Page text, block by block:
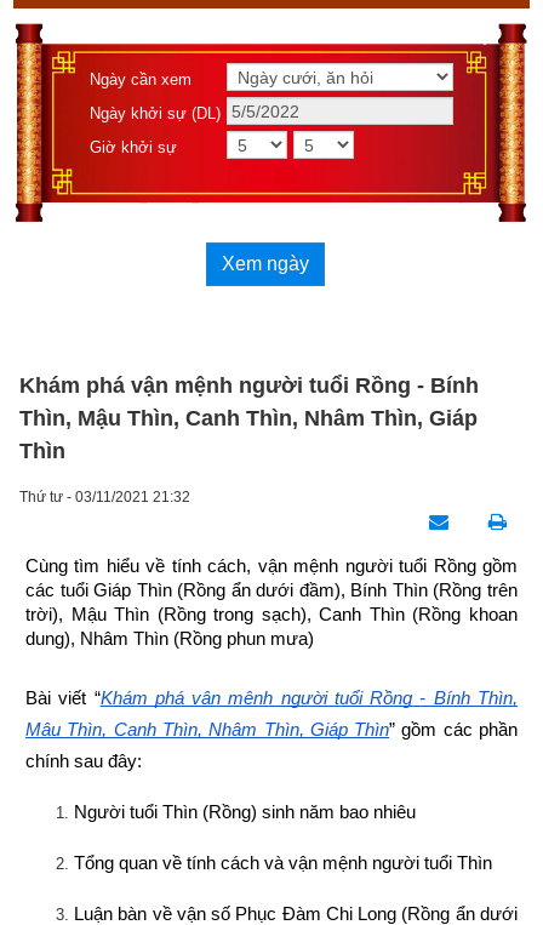
Ngày cần xem
Ngày khởi sự (DL)
Giờ khởi sự
Xem ngày
Khám phá vận mệnh người tuổi Rồng - Bính
Thìn, Mậu Thìn, Canh Thìn, Nhâm Thìn, Giáp
Thìn
Thứ tư - 03/11/2021 21:32
Cùng tìm hiểu về tính cách, vận mệnh người tuổi Rồng gồm
các tuổi Giáp Thìn (Rồng ẩn dưới đầm), Bính Thìn (Rồng trên
trời), Mậu Thìn (Rồng trong sạch), Canh Thìn (Rồng khoan
dung), Nhâm Thìn (Rồng phun mưa)
Bài viết “Khám phá vận mệnh người tuổi Rồng - Bính Thìn,
Mậu Thìn, Canh Thìn, Nhâm Thìn, Giáp Thìn” gồm các phần
chính sau đây:
Người tuổi Thìn (Rồng) sinh năm bao nhiêu
Tổng quan về tính cách và vận mệnh người tuổi Thìn
Luận bàn về vận số Phục Đàm Chi Long (Rồng ẩn dưới